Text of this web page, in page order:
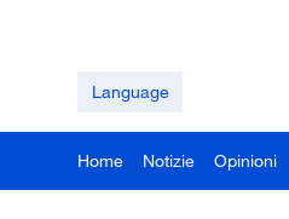
Language
Home Notizie Opinioni